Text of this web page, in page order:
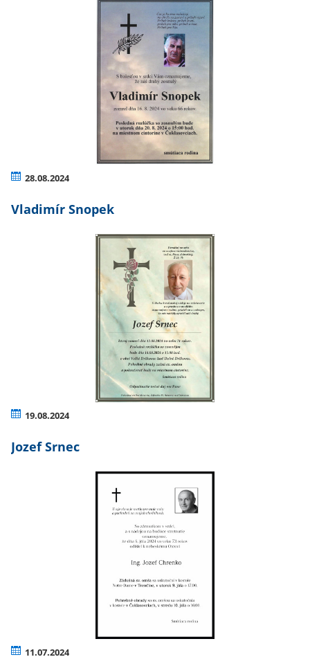
28.08.2024
Vladimír Snopek
19.08.2024
Jozef Srnec
11.07.2024